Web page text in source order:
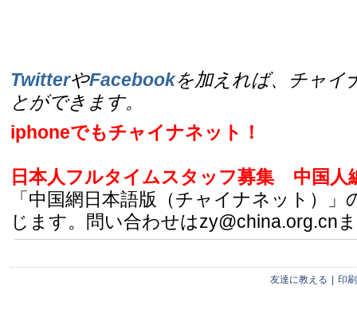
TwitterやFacebookを加えれば、チャイ
とができます。
iphoneでもチャイナネット！
日本人フルタイムスタッフ募集
中国人
「中国網日本語版（チャイナネット）」
じます。問い合わせはzy@china.org.cn
友達に教える 印刷